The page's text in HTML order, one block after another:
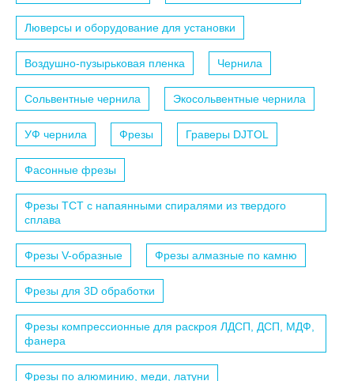
Люверсы и оборудование для установки
Воздушно-пузырьковая пленка Чернила
Сольвентные чернила Экосольвентные чернила
УФ чернила Фрезы Граверы DJTOL
Фасонные фрезы
Фрезы TCT с напаянными спиралями из твердого
сплава
Фрезы V-образные Фрезы алмазные по камню
Фрезы для 3D обработки
Фрезы компрессионные для раскроя ЛДСП, ДСП, МДФ,
фанера
Фрезы по алюминию, меди, латуни